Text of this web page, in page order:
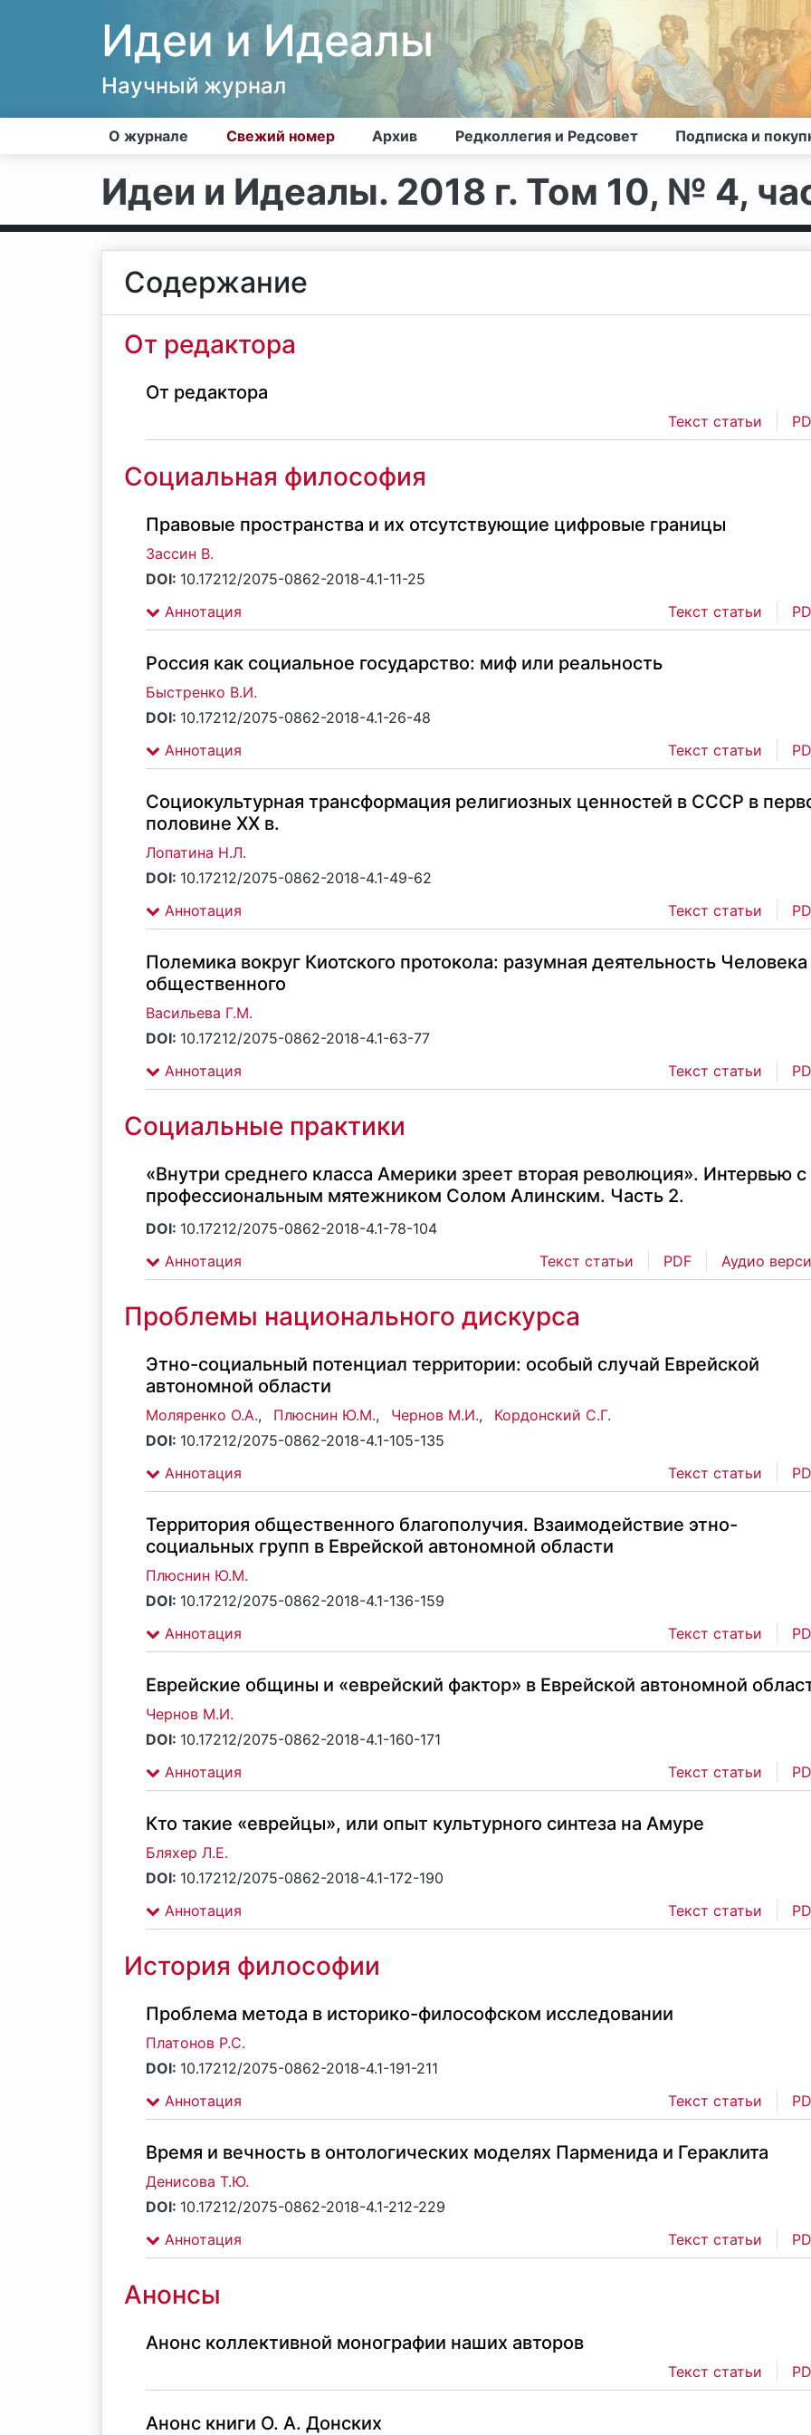
Идеи и Идеалы
Научный журнал
О журнале Свежий номер Архив Редколлегия и Редсовет Подписка и
Идеи и Идеалы. 2018 г. Том 10, № 4,
Содержание
От редактора
От редактора
Текст статьи
Социальная философия
Правовые пространства и их отсутствующие цифровые границы
Зассин В.
DOI: 10.17212/2075-0862-2018-4.1-11-25
Аннотация
Текст статьи
Россия как социальное государство: миф или реальность
Быстренко В.И.
DOI: 10.17212/2075-0862-2018-4.1-26-48
Аннотация
Текст статьи
Социокультурная трансформация религиозных ценностей в СССР в
половине ХХ в.
Лопатина Н.Л.
DOI: 10.17212/2075-0862-2018-4.1-49-62
Аннотация
Текст статьи
Полемика вокруг Киотского протокола: разумная деятельность Человека
общественного
Васильева Г.М.
DOI: 10.17212/2075-0862-2018-4.1-63-77
Аннотация
Текст статьи
Социальные практики
«Внутри среднего класса Америки зреет вторая революция». Интервью с
профессиональным мятежником Солом Алинским. Часть 2.
DOI: 10.17212/2075-0862-2018-4.1-78-104
Аннотация
Текст статьи PDF Аудио
Проблемы национального дискурса
Этно-социальный потенциал территории: особый случай Еврейской
автономной области
Моляренко О.А., Плюснин Ю.М., Чернов М.И.,
Кордонский С.Г.
DOI: 10.17212/2075-0862-2018-4.1-105-135
Аннотация
Текст статьи
Территория общественного благополучия. Взаимодействие этно-
социальных групп в Еврейской автономной области
Плюснин Ю.М.
DOI: 10.17212/2075-0862-2018-4.1-136-159
Аннотация
Текст статьи
Еврейские общины и «еврейский фактор» в Еврейской автономной
Чернов М.И.
DOI: 10.17212/2075-0862-2018-4.1-160-171
Аннотация
Текст статьи
Кто такие «еврейцы», или опыт культурного синтеза на Амуре
Бляхер Л.Е.
DOI: 10.17212/2075-0862-2018-4.1-172-190
Аннотация
Текст статьи
История философии
Проблема метода в историко-философском исследовании
Платонов Р.С.
DOI: 10.17212/2075-0862-2018-4.1-191-211
Аннотация
Текст статьи
Время и вечность в онтологических моделях Парменида и Гераклита
Денисова Т.Ю.
DOI: 10.17212/2075-0862-2018-4.1-212-229
Аннотация
Текст статьи
Анонсы
Анонс коллективной монографии наших авторов
Текст статьи
Анонс книги О. А. Донских